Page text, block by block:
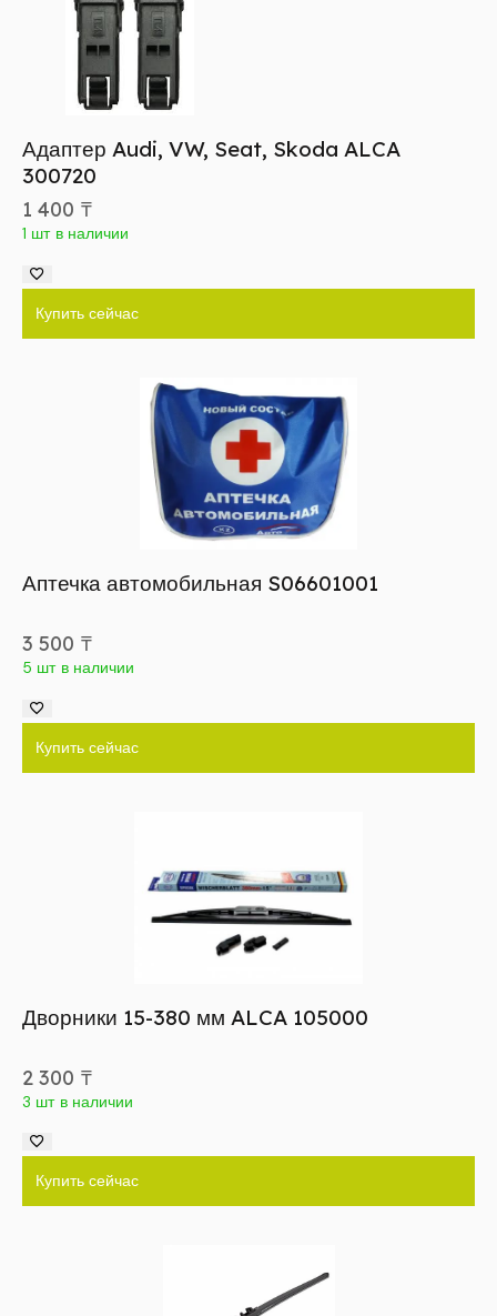
Адаптер Audi, VW, Seat, Skoda ALCA
300720
1 400 ₸
1 шт в наличии
Купить сейчас
Аптечка автомобильная S06601001
3 500 ₸
5 шт в наличии
Купить сейчас
Дворники 15-380 мм ALCA 105000
2 300 ₸
3 шт в наличии
Купить сейчас